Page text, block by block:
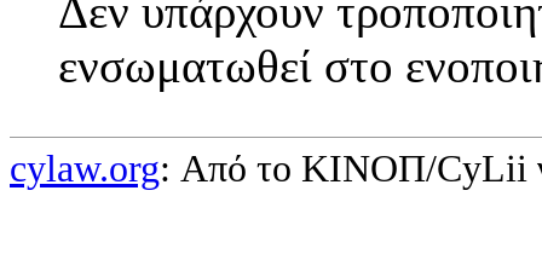
Δεν υπάρχουν
ενσωματωθεί στο
cylaw.org: Από το ΚΙΝOΠ/CyLii